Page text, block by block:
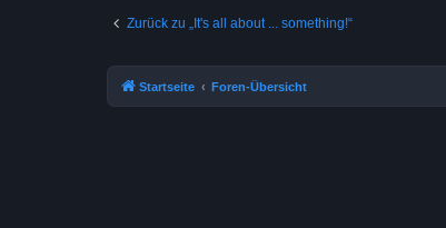
Zurück zu „It's all about ... something!“
Startseite Foren-Übersicht